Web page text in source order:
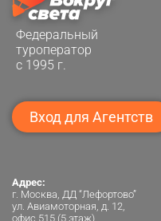
Федеральный
туроператор
с 1995 г.
Вход для Агентств
Адрес:
г. Москва, ДД “Лефортово”
ул. Авиамоторная, д. 12,
офис 515 (5 этаж)